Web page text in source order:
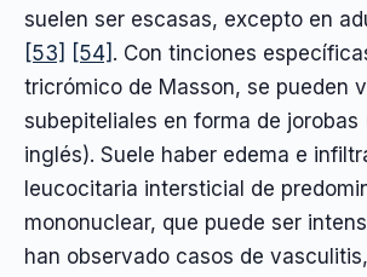
suelen ser escasas, excepto en
[53] [54] . Con tinciones
tricrómico de Masson, se pueden
subepiteliales en forma de jorobas
inglés). Suele haber edema e
leucocitaria intersticial de
mononuclear, que puede ser
han observado casos de